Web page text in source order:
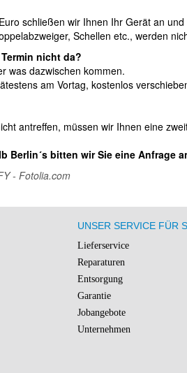
schließen wir Ihnen Ihr Gerät an
Schellen etc., werden
nicht da?
was dazwischen kommen.
am Vortag, kostenlos
antreffen, müssen wir Ihnen eine
Berlin´s bitten wir Sie eine Anfrage
- Fotolia.com
UNSER SERVICE FÜR
Lieferservice
Reparaturen
Entsorgung
Garantie
Jobangebote
Unternehmen